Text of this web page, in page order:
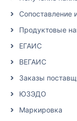
Сопоставление
Продуктовые
ЕГАИС
ВЕГАИС
Заказы
ЮЗЭДО
Маркировка